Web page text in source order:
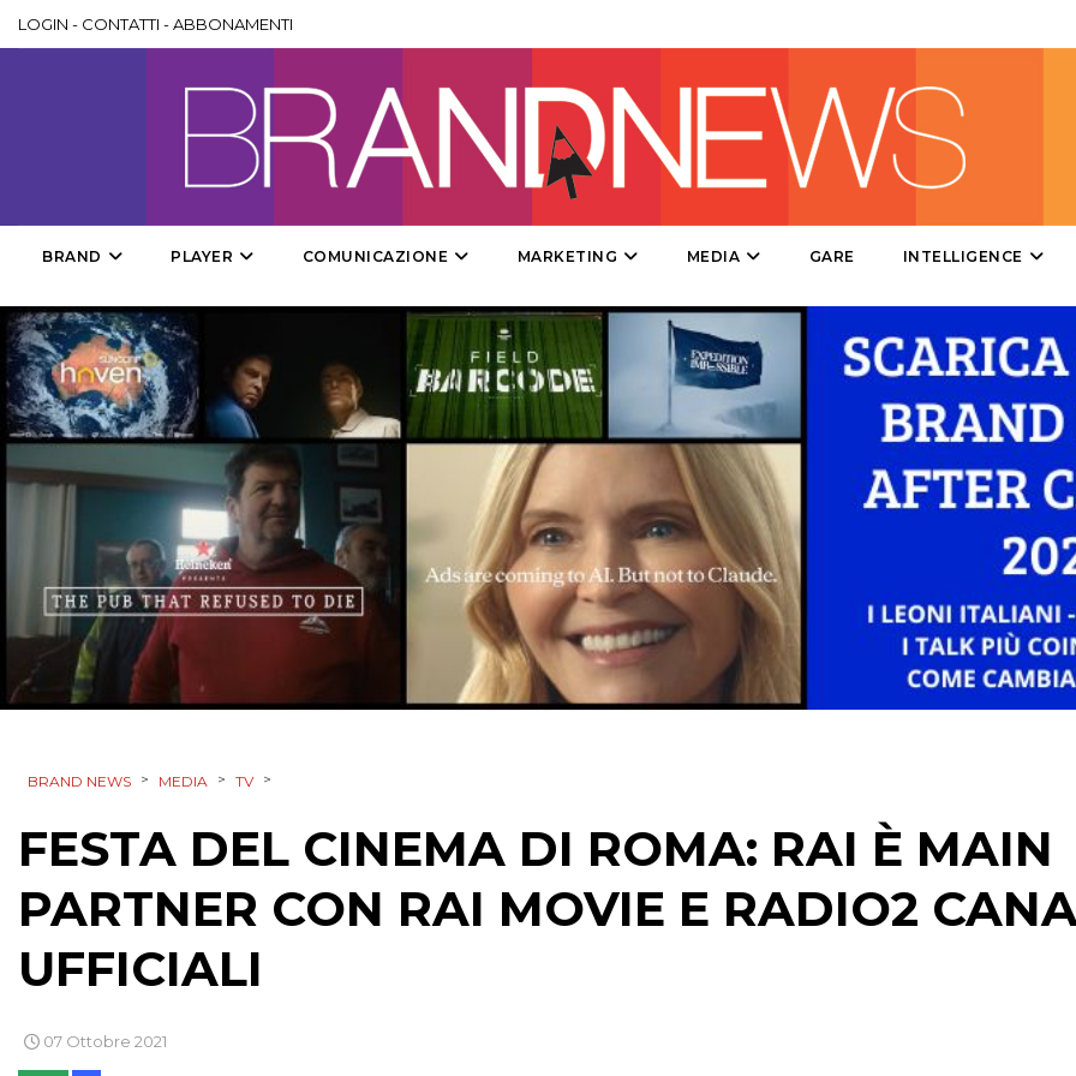
EVENTI
MOBILE
PRODOTTI
PUNTI VENDITA
CSR
STRATEGIE
CINEMA
DIGITALE
RADIO / AUDIO
TV
LOGIN - CONTATTI -ABBONAMENTI
BRAND PLAYER COMUNICAZIONE MARKETING MEDIA GARE INTELLIGENCE
BRAND NEWS > MEDIA > TV >
FESTA DEL CINEMA DI ROMA: RAI È MAIN
PARTNER CON RAI MOVIE E RADIO2
UFFICIALI
07 Ottobre 2021